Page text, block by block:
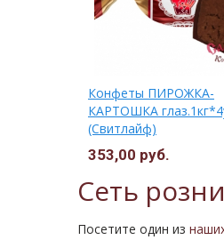
Конфеты ПИРОЖКА-
КАРТОШКА
(Свитлайф)
353,00 руб.
Сеть
Посетите один из